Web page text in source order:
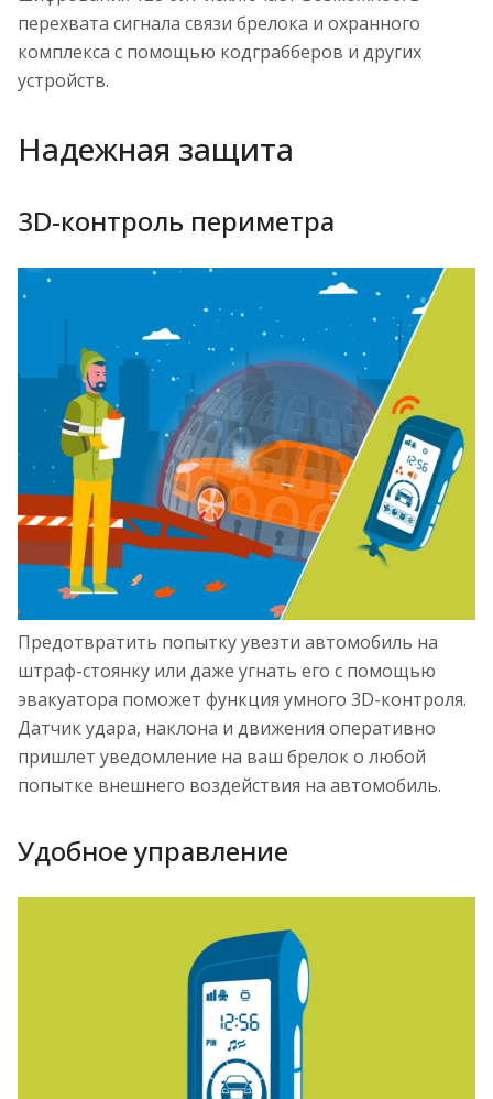
перехвата сигнала связи брелока и охранного
комплекса с помощью кодграбберов и других
устройств.
Надежная защита
3D-контроль периметра
Предотвратить попытку увезти автомобиль на
штраф-стоянку или даже угнать его с помощью
эвакуатора поможет функция умного 3D-контроля.
Датчик удара, наклона и движения оперативно
пришлет уведомление на ваш брелок о любой
попытке внешнего воздействия на автомобиль.
Удобное управление